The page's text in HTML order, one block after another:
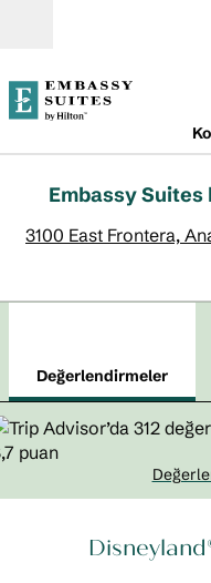
Embassy
3100 East Frontera,
Değerlendirmeler